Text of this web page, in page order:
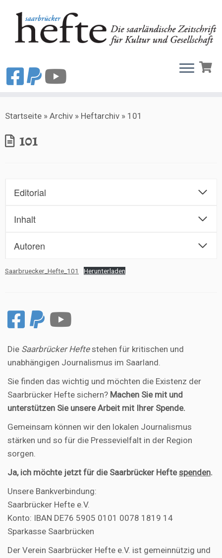
Inhalt
Startseite » Archiv » Heftarchiv » 101
101
Editorial
Inhalt
Autoren
Saarbruecker_Hefte_101 Herunterladen
Die Saarbrücker Heftestehen für kritischen und
unabhängigen Journalismus im Saarland.
Sie finden das wichtig und möchten die Existenz der
Saarbrücker Hefte sichern? Machen Sie mit und
unterstützen Sie unsere Arbeit mit Ihrer Spende.
Gemeinsam können wir den lokalen Journalismus
stärken und so für die Pressevielfalt in der Region
sorgen.
Ja, ich möchte jetzt für die Saarbrücker Heftespenden.
Unsere Bankverbindung:
Saarbrücker Hefte e.V.
Konto: IBAN DE76 5905 0101 0078 1819 14
Sparkasse Saarbrücken
Der Verein Saarbrücker Hefte e.V. ist gemeinnützig und